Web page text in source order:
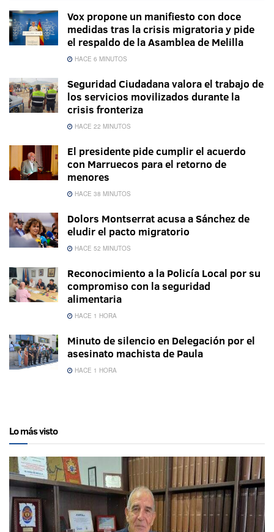
Vox propone un manifiesto con doce
medidas tras la crisis migratoria y pide
el respaldo de la Asamblea de Melilla
HACE 6 MINUTOS
Seguridad Ciudadana valora el trabajo de
los servicios movilizados durante la
crisis fronteriza
HACE 22 MINUTOS
El presidente pide cumplir el acuerdo
con Marruecos para el retorno de
menores
HACE 38 MINUTOS
Dolors Montserrat acusa a Sánchez de
eludir el pacto migratorio
HACE 52 MINUTOS
Reconocimiento a la Policía Local por su
compromiso con la seguridad
alimentaria
HACE 1 HORA
Minuto de silencio en Delegación por el
asesinato machista de Paula
HACE 1 HORA
Lo más visto